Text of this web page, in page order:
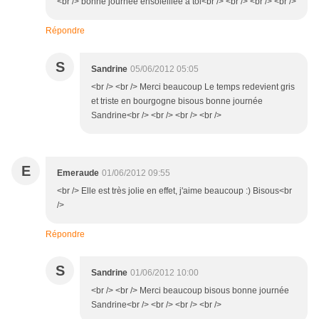
Répondre
S Sandrine 05/06/2012 05:05
<br /> <br /> Merci beaucoup Le temps redevient gris
et triste en bourgogne bisous bonne journée
Sandrine<br /> <br /> <br /> <br />
E Emeraude 01/06/2012 09:55
<br /> Elle est très jolie en effet, j'aime beaucoup :) Bisous<br
/>
Répondre
S Sandrine 01/06/2012 10:00
<br /> <br /> Merci beaucoup bisous bonne journée
Sandrine<br /> <br /> <br /> <br />